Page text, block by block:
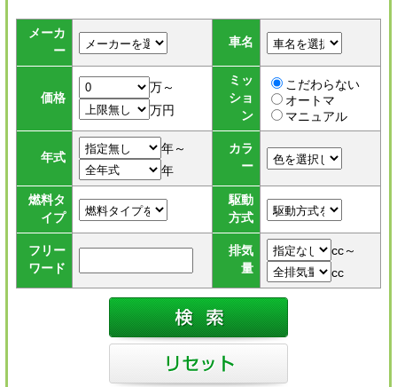
メーカ
ー
車名
価格
万～
万円
ミッ
ショ
ン
こだわらない
オートマ
マニュアル
年式
年～
年
カラ
ー
燃料タ
イプ
駆動
方式
フリー
ワード
排気
量
cc～
cc